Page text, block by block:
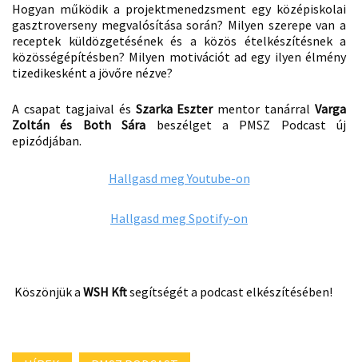
Hogyan működik a projektmenedzsment egy középiskolai
gasztroverseny megvalósítása során? Milyen szerepe van a
receptek küldözgetésének és a közös ételkészítésnek a
közösségépítésben? Milyen motivációt ad egy ilyen élmény
tizedikesként a jövőre nézve?
A csapat tagjaival és Szarka Esztermentor tanárral Varga
Zoltán és Both Sára beszélget a PMSZ Podcast új
epizódjában.
Hallgasd meg Youtube-on
Hallgasd meg Spotify-on
Köszönjük a WSH Kftsegítségét a podcast elkészítésében!